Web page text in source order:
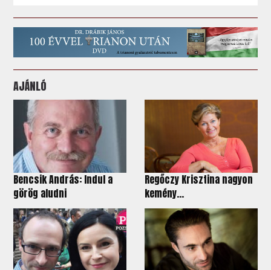
AJÁNLÓ
Bencsik András: Indul a
görög aludni
Regőczy Krisztina nagyon
kemény...